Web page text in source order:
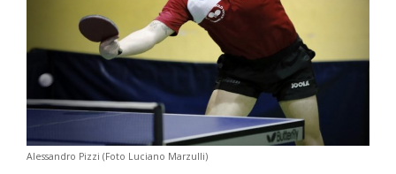
Alessandro Pizzi (Foto Luciano Marzulli)